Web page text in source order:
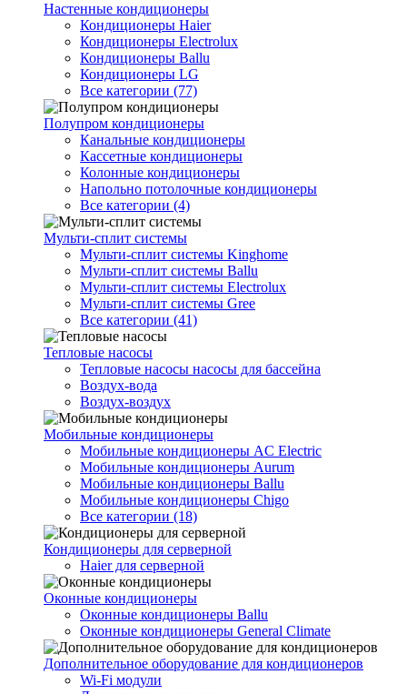
Настенные кондиционеры
Кондиционеры Haier
Кондиционеры Electrolux
Кондиционеры Ballu
Кондиционеры LG
Все категории (77)
Полупром кондиционеры
Канальные кондиционеры
Кассетные кондиционеры
Колонные кондиционеры
Напольно потолочные кондиционеры
Все категории (4)
Мульти-сплит системы
Мульти-сплит системы Kinghome
Мульти-сплит системы Ballu
Мульти-сплит системы Electrolux
Мульти-сплит системы Gree
Все категории (41)
Тепловые насосы
Тепловые насосы насосы для бассейна
Воздух-вода
Воздух-воздух
Мобильные кондиционеры
Мобильные кондиционеры AC Electric
Мобильные кондиционеры Aurum
Мобильные кондиционеры Ballu
Мобильные кондиционеры Chigo
Все категории (18)
Кондиционеры для серверной
Haier для серверной
Оконные кондиционеры
Оконные кондиционеры Ballu
Оконные кондиционеры General Climate
Дополнительное оборудование для кондиционеров
Wi-Fi модули